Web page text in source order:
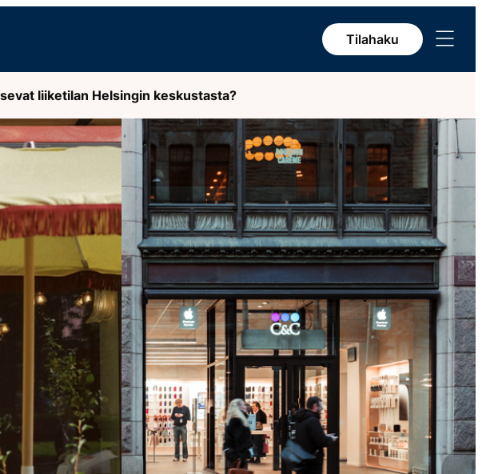
Tilahaku
Avaa
valikko
liiketilan Helsingin keskustasta?